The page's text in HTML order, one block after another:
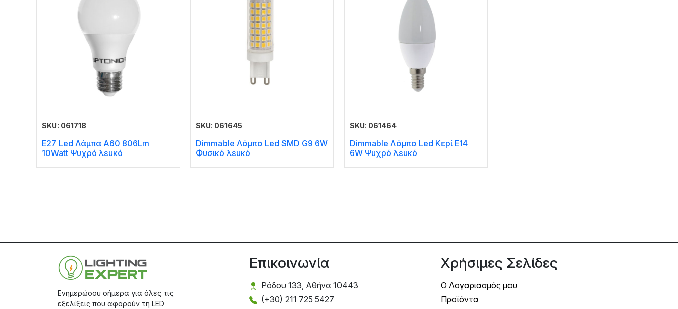
SKU: 061718
E27 Led Λάμπα A60 806Lm
10Watt Ψυχρό λευκό
SKU: 061645
Dimmable Λάμπα Led SMD G9 6W
Φυσικό λευκό
SKU: 061464
Dimmable Λάμπα Led Κερί E14
6W Ψυχρό λευκό
Ενημερώσου σήμερα για όλες τις
εξελίξεις που αφορούν τη LED
Επικοινωνία
Ρόδου 133, Αθήνα 10443
(+30) 211 725 5427
Χρήσιμες Σελίδες
Ο Λογαριασμός μου
Προϊόντα